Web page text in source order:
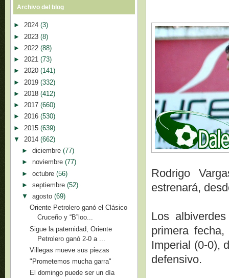
Rodrigo
estrenará,
Los
primera
Imperial (0-0),
defensivo.
Archivo del blog
► 2024 (3)
► 2023 (8)
► 2022 (88)
► 2021 (73)
► 2020 (141)
► 2019 (332)
► 2018 (412)
► 2017 (660)
► 2016 (530)
► 2015 (639)
▼ 2014 (662)
► diciembre (77)
► noviembre (77)
► octubre (56)
► septiembre (52)
▼ agosto (69)
Oriente Petrolero ganó el Clásico
Cruceño y “B”loo...
Sigue la paternidad, Oriente
Petrolero ganó 2-0 a ...
Villegas mueve sus piezas
"Prometemos mucha garra"
El domingo puede ser un día